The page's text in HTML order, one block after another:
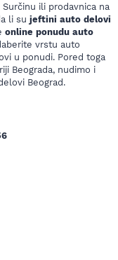
ili prodavnica na
li su jeftini auto delovi
online ponudu auto
vrstu auto
u ponudi. Pored toga
Beograda, nudimo i
Beograd.